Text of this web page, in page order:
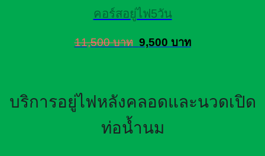
คอร์สอยู่ไฟ5วัน
11,500 บาท 9,500 บาท
บริการอยู่ไฟหลังคลอดและนวดเปิด
ท่อน้ำนม